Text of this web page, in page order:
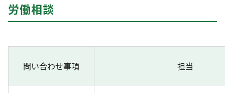
労働相談
問い合わせ事項 担当